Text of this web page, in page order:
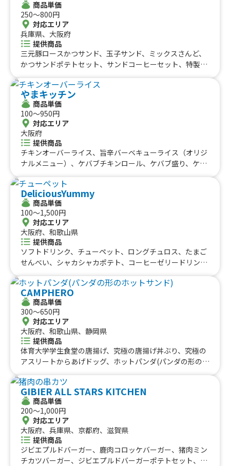
商品単価
250〜800円
対応エリア
兵庫県、大阪府
提供商品
三元豚ロースかつサンド、玉子サンド、ミックスさんど、
かつサンドポテトセット、サンドコーヒーセット、特製か
ンド(ハーフ)、フライドポテト、米粉チュロス、チーズ天
串、さつまいもボール(8個)、ナタデココソーダ、チョコバ
ナナ、ドーナツコーヒーセット、ミルクドーナツ、焼き菓
子コーヒーセット、アイスクレープ、コーヒー、かき氷、
青りんご氷サイダー、塩みかんサイダー、ビール、レモン
チューハイ/ハイボール、特製デミかつビーフサンド
やまキッチン
商品単価
100〜950円
対応エリア
大阪府
提供商品
チキンオーバーライス、旨辛バーベキューライス（オリジ
ナルメニュー）、ケバブチキンロール、ケバブ盛り、ケバ
とケバブライスのあいがけ、ケバブチップス、ほくほくポ
テト、チーズポテト、ローディッドポテト、ミネストロー
ネ、かき氷、カフェモカ、ハイボール、ドリンク各種、セ
ット、大盛り
DeliciousYummy
商品単価
100〜1,500円
対応エリア
大阪府、和歌山県
提供商品
ソフトドリンク、チューペット、ロングチュロス、たまご
せんべい、シャカシャカポテト、コーヒーゼリードリン
ーボウル ミニ、居酒屋つきだしランダムで2品、パリパリ
チョコバナナ、日替わり弁当、出汁茶漬け、唐揚げ、コロ
ッケ１個、唐揚げ丼、そぼろ丼(味噌汁セット)、焼鳥丼(お
味噌汁セット)、キーマカレー、麻婆豆腐丼、ホットミル
クティー、ホットココア、フルーツ盛りSサイズ、フルー
ツ盛りMサイズ、フルーツ盛りLサイズ、フルーツ盛り X
L、チーズケーキ、ドリンク、中華丼、おでん、豚汁
CAMPHERO
商品単価
300〜650円
対応エリア
大阪府、和歌山県、静岡県
提供商品
体育大学学生食堂の唐揚げ、究極の唐揚げ丼ぶり、究極の
アスリートからあげドッグ、ホットパンダ(パンダの形のホ
巻きフランクのホットドッグ、卵巻きフランクフルト、子
供縁日(キャラクターすくい、くじ引き等)、クレープ
GIBIER ALL STARS KITCHEN
商品単価
200〜1,000円
対応エリア
大阪府、兵庫県、京都府、滋賀県
提供商品
ジビエプルドバーガー、鹿肉コロッケバーガー、猪肉ミン
チカツバーガー、ジビエプルドバーガーポテトセット、ポ